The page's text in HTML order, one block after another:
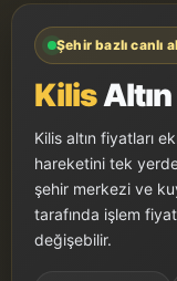
Şehir bazlı canlı
KilisAltın
Kilis altın fiyatları
hareketini tek
şehir merkezi ve
tarafında işlem
değişebilir.